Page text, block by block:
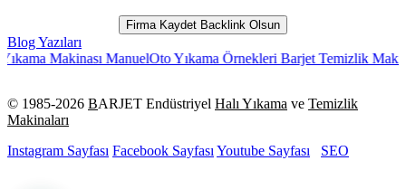
Firma Kaydet Backlink Olsun
Blog Yazıları
Makinası ManuelOto Yıkama Örnekleri Barjet Temizlik Makineleri
© 1985-2026 BARJET Endüstriyel Halı Yıkama ve Temizlik
Makinaları
Instagram Sayfası Facebook SayfasıYoutube Sayfası SEO